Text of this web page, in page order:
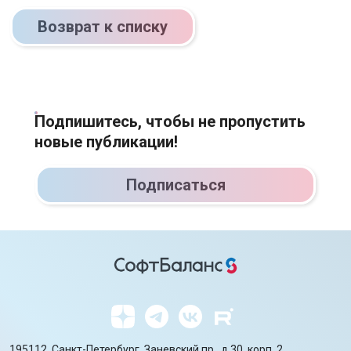
Возврат к списку
Подпишитесь, чтобы не пропустить
новые публикации!
Подписаться